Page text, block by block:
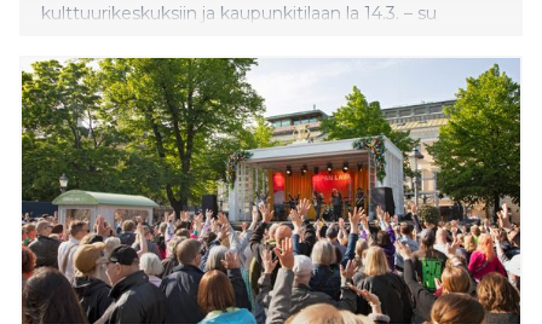
kulttuurikeskuksiin ja kaupunkitilaan la 14.3. – su
pohjoismaista ja baltialaista taidetta. Ohjelmistossa on
kymmenen teosta Suomesta, Ruotsista, Norjasta,
Tanskasta, Islannista, Liettuasta ja Virosta.